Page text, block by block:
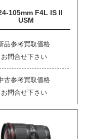
105mm F4L IS II
USM
品参考買取価格
お問合せ下さい
古参考買取価格
お問合せ下さい